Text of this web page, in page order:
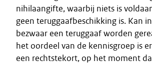
nihilaangifte, waarbij niets is
geen teruggaafbeschikking is. Kan
bezwaar een teruggaaf worden
het oordeel van de kennisgroep is
een rechtstekort, op het moment